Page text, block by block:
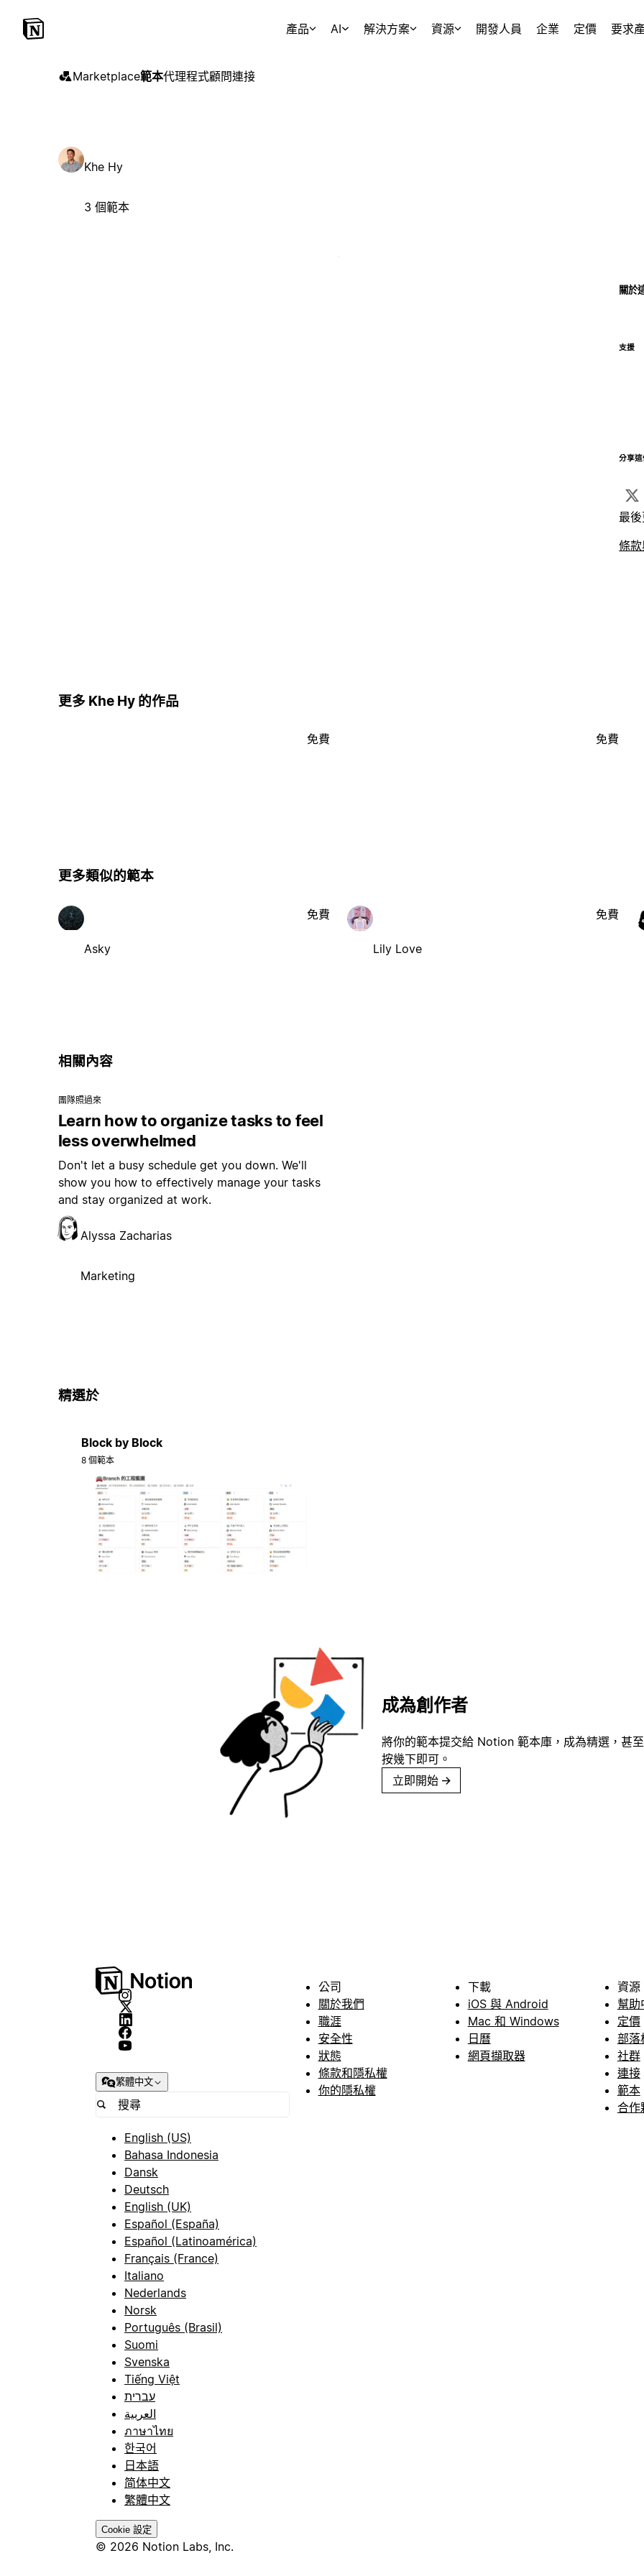
產品 AI 解決方案 資源 開發人員 企業 定價 要求
Marketplace範本代理程式顧問連接
Khe Hy
3 個範本
關於
支援
分享
最
條款
更多 Khe Hy 的作品
免費 免費
更多類似的範本
Asky
免費
Lily Love
免費
相關內容
團隊照過來
Learn how to organize tasks to feel
less overwhelmed
Don't let a busy schedule get you down. We'll
show you how to effectively manage your tasks
and stay organized at work.
Alyssa Zacharias
Marketing
精選於
Block by Block
8 個範本
成為創作者
將你的範本提交給 Notion 範本庫，成為精選，甚
按幾下即可。
立即開始 →
繁體中文
English (US)
Bahasa Indonesia
Dansk
Deutsch
English (UK)
Español (España)
Español (Latinoamérica)
Français (France)
Italiano
Nederlands
Norsk
Português (Brasil)
Suomi
Svenska
Tiếng Việt
עברית
العربية
ภาษาไทย
한국어
日本語
简体中文
繁體中文
Cookie 設定
© 2026 Notion Labs, Inc.
公司
關於我們
職涯
安全性
狀態
條款和隱私權
你的隱私權
下載
iOS 與 Android
Mac 和 Windows
日曆
網頁擷取器
資源
幫助
定價
部落
社群
連接
範本
合作